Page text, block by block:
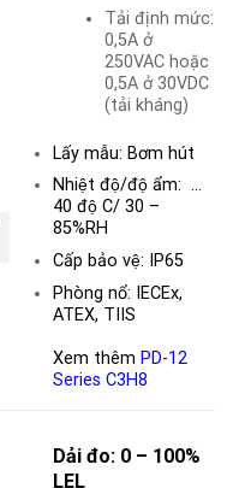
Tải định mức:
0,5A ở
250VAC hoặc
0,5A ở 30VDC
(tải kháng)
Lấy mẫu: Bơm hút
Nhiệt độ/độ ẩm: …
40 độ C/ 30 –
85%RH
Cấp bảo vệ: IP65
Phòng nổ: IECEx,
ATEX, TIIS
Xem thêm PD-12
Series C3H8
Dải đo: 0 – 100%
LEL